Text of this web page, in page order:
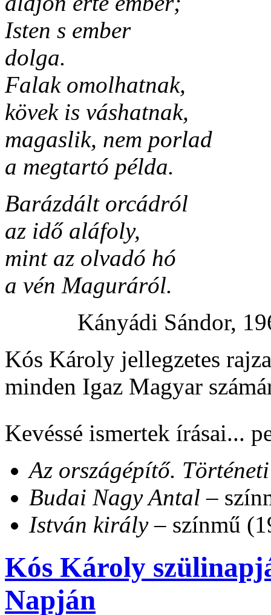
Isten s ember
dolga.
Falak omolhatnak,
kövek is váshatnak,
magaslik, nem porlad
a megtartó példa.
Barázdált orcádról
az idő aláfoly,
mint az olvadó hó
a vén Maguráról.
Kányádi Sándor,
Kós Károly jellegzetes
minden Igaz Magyar
Kevéssé ismertek írásai...
Az országépítő.
Budai Nagy Antal –
István király– színmű
Kós Károly
Napján